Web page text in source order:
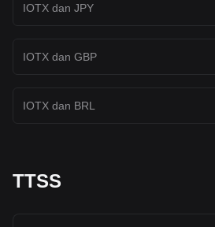
IOTX dan JPY
IOTX dan GBP
IOTX dan BRL
TTSS